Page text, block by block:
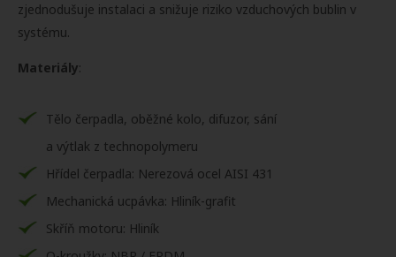
zjednodušuje instalaci a snižuje riziko vzduchových bublin v
systému.
Materiály:
Tělo čerpadla, oběžné kolo, difuzor, sání
a výtlak z technopolymeru
Hřídel čerpadla: Nerezová ocel AISI 431
Mechanická ucpávka: Hliník-grafit
Skříň motoru: Hliník